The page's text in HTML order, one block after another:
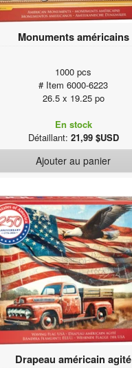
Monuments américains
1000 pcs
# Item 6000-6223
26.5 x 19.25 po
En stock
Détaillant: 21,99 $USD
Ajouter au panier
Drapeau américain agité